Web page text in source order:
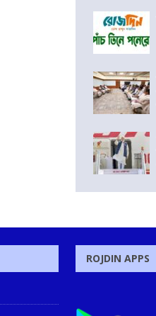
ROJDIN APPS